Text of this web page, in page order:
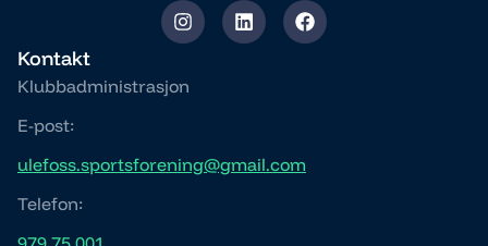
Kontakt
Klubbadministrasjon
E-post:
ulefoss.sportsforening@gmail.com
Telefon: